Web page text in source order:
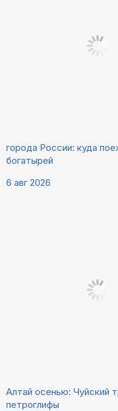
города России: куда
богатырей
6 авг 2026
Алтай осенью: Чуйский
петроглифы